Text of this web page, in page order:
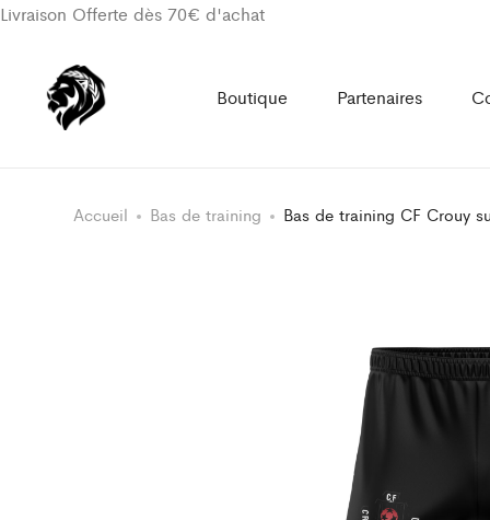
Livraison Offerte dès 70€ d'achat
Boutique Partenaires
Accueil Bas de training Bas de training CF Crouy